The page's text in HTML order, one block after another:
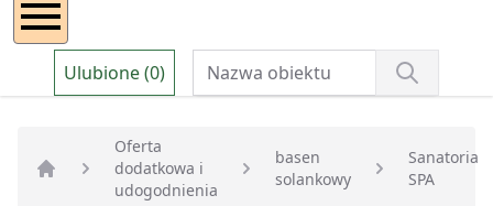
Ulubione (0)
Strona główna
Oferta
dodatkowa i
udogodnienia
basen
solankowy
Sanatoria
SPA